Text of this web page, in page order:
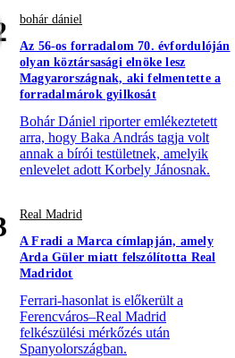
bohár dániel
Az 56-os forradalom 70. évfordulóján
olyan köztársasági elnöke lesz
Magyarországnak, aki felmentette a
forradalmárok gyilkosát
Bohár Dániel riporter emlékeztetett
arra, hogy Baka András tagja volt
annak a bírói testületnek, amelyik
enlevelet adott Korbely Jánosnak.
Real Madrid
A Fradi a Marca címlapján, amely
Arda Güler miatt felszólította Real
Madridot
Ferrari-hasonlat is előkerült a
Ferencváros–Real Madrid
felkészülési mérkőzés után
Spanyolországban.